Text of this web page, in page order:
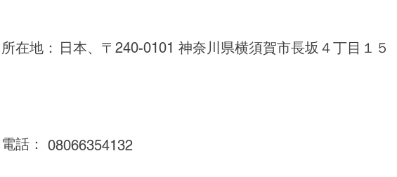
所在地： 日本、〒240-0101 神奈川県横須賀市長坂４丁目１５
電話： 08066354132